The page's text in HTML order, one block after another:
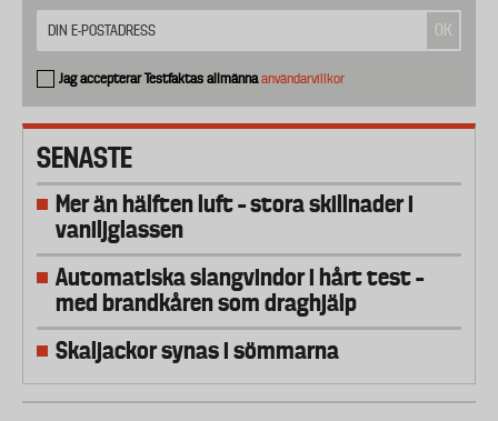
Jag accepterar Testfaktas allmännaanvändarvillkor
SENASTE
Mer än hälften luft – stora skillnader i
vaniljglassen
Automatiska slangvindor i hårt test –
med brandkåren som draghjälp
Skaljackor synas i sömmarna